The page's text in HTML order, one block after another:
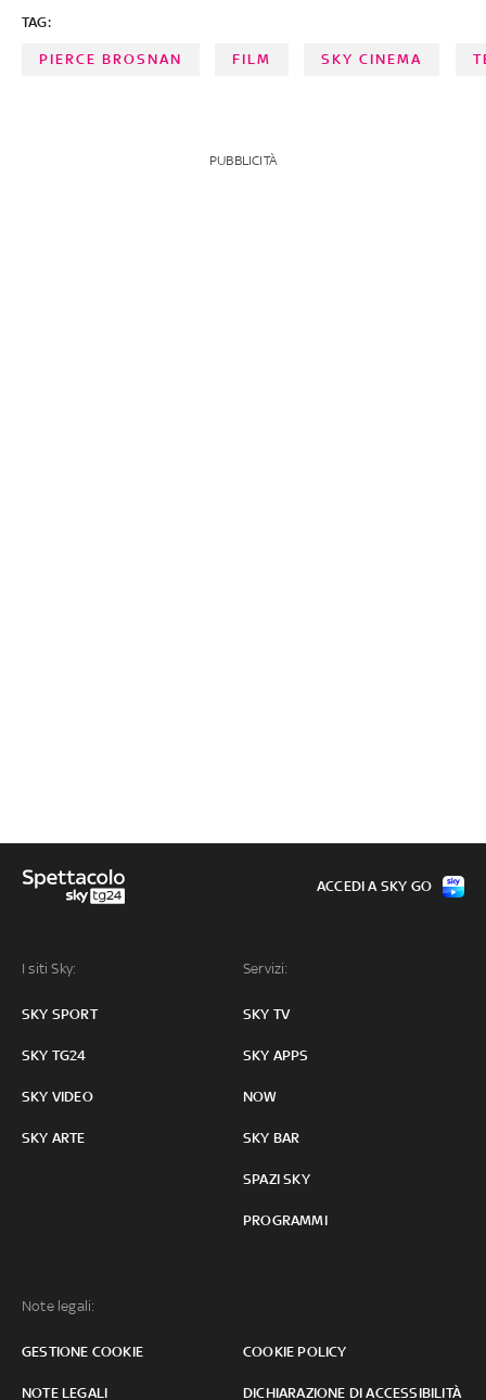
TAG:
PIERCE BROSNAN FILM SKY CINEMA
PUBBLICITÀ
I siti Sky:
SKY SPORT
SKY TG24
SKY VIDEO
SKY ARTE
Servizi:
SKY TV
SKY APPS
NOW
SKY BAR
SPAZI SKY
PROGRAMMI
Note legali:
GESTIONE COOKIE COOKIE POLICY
NOTE LEGALI DICHIARAZIONE DI ACCESSIBILITÀ
ACCEDI A SKY GO